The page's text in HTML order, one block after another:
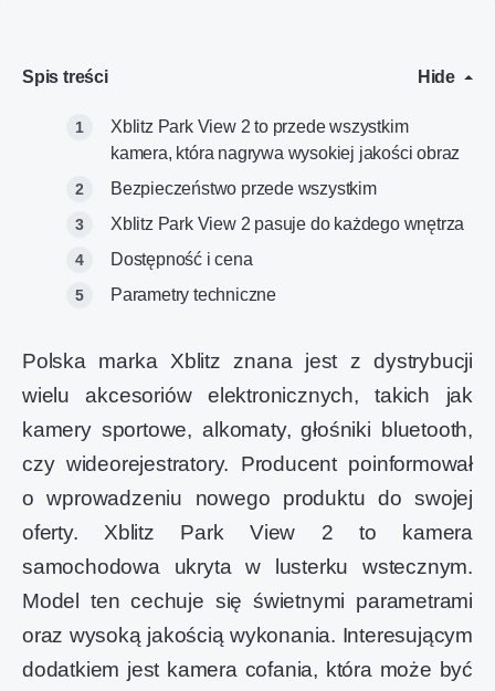
Spis treści Hide
Xblitz Park View 2 to przede wszystkim
kamera, która nagrywa wysokiej jakości obraz
Bezpieczeństwo przede wszystkim
Xblitz Park View 2 pasuje do każdego wnętrza
Dostępność i cena
Parametry techniczne
Polska marka Xblitz znana jest z dystrybucji
wielu akcesoriów elektronicznych, takich jak
kamery sportowe, alkomaty, głośniki bluetooth,
czy wideorejestratory. Producent poinformował
o wprowadzeniu nowego produktu do swojej
oferty. Xblitz Park View 2 to kamera
samochodowa ukryta w lusterku wstecznym.
Model ten cechuje się świetnymi parametrami
oraz wysoką jakością wykonania. Interesującym
dodatkiem jest kamera cofania, która może być